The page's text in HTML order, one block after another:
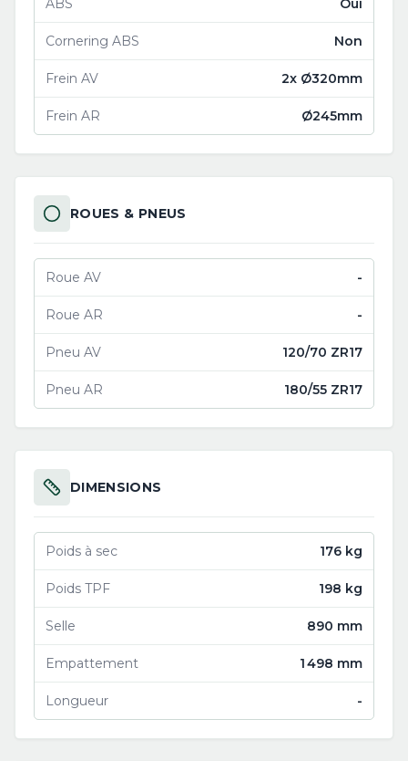
ABS Oui
Cornering ABS Non
Frein AV 2x Ø320mm
Frein AR Ø245mm
ROUES & PNEUS
Roue AV -
Roue AR -
Pneu AV 120/70 ZR17
Pneu AR 180/55 ZR17
DIMENSIONS
Poids à sec 176 kg
Poids TPF 198 kg
Selle 890 mm
Empattement 1 498 mm
Longueur -